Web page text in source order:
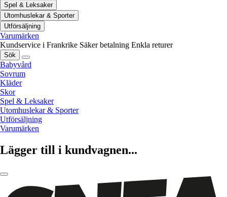
Spel & Leksaker
Utomhuslekar & Sporter
Utförsäljning
Varumärken
Kundservice i Frankrike Säker betalning Enkla returer
Sök
Babyvård
Sovrum
Kläder
Skor
Spel & Leksaker
Utomhuslekar & Sporter
Utförsäljning
Varumärken
Lägger till i kundvagnen...